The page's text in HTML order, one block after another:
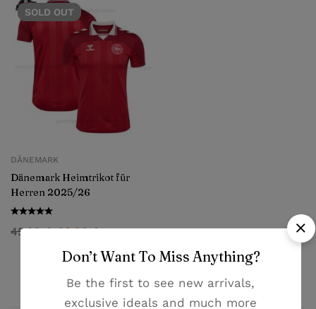
SOLD OUT
DÄNEMARK
Dänemark Heimtrikot für
Herren 2025/26
45,99€ 28,99€
Don’t Want To Miss Anything?
Be the first to see new arrivals,
exclusive ideals and much more